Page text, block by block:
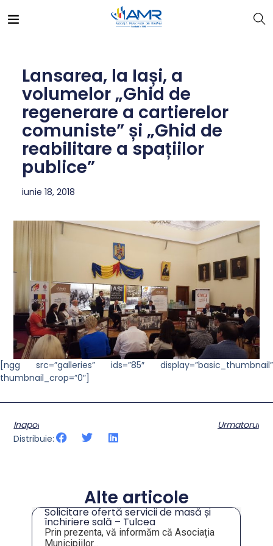
Lansarea, la Iași, a
volumelor „Ghid de
regenerare a cartierelor
comuniste” și „Ghid de
reabilitare a spațiilor
publice”
iunie 18, 2018
[ngg src=”galleries” ids=”85″ display=”basic_thumbnail”
thumbnail_crop=”0″]
Inapoi
Urmatorul
Distribuie:
Alte articole
Solicitare ofertă servicii de masă și
închiriere sală – Tulcea
Prin prezenta, vă informăm că Asociația
Municipiilor...